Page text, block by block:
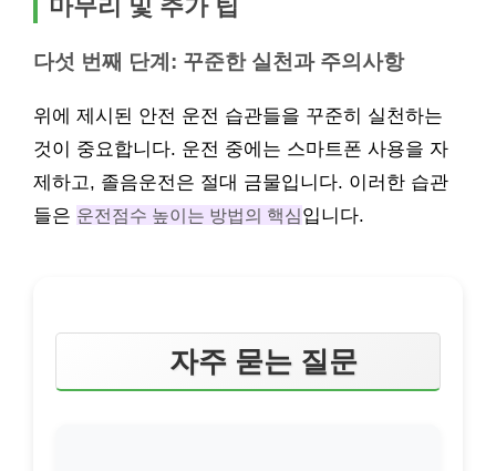
마무리 및 추가 팁
다섯 번째 단계: 꾸준한 실천과 주의사항
위에 제시된 안전 운전 습관들을 꾸준히 실천하는
것이 중요합니다. 운전 중에는 스마트폰 사용을 자
제하고, 졸음운전은 절대 금물입니다. 이러한 습관
들은 운전점수 높이는 방법의 핵심입니다.
자주 묻는 질문